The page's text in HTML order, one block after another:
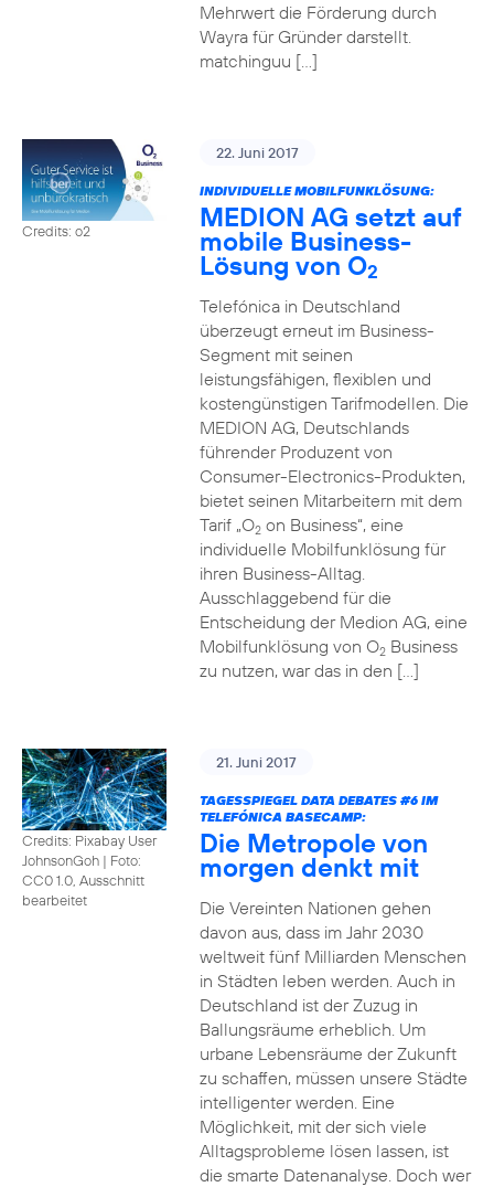
Mehrwert die Förderung durch
Wayra für Gründer darstellt.
matchinguu […]
Credits: o2
22. Juni 2017
INDIVIDUELLE MOBILFUNKLÖSUNG:
MEDION AG setzt auf
mobile Business-
Lösung von O2
Telefónica in Deutschland
überzeugt erneut im Business-
Segment mit seinen
leistungsfähigen, flexiblen und
kostengünstigen Tarifmodellen. Die
MEDION AG, Deutschlands
führender Produzent von
Consumer-Electronics-Produkten,
bietet seinen Mitarbeitern mit dem
Tarif „O2on Business“, eine
individuelle Mobilfunklösung für
ihren Business-Alltag.
Ausschlaggebend für die
Entscheidung der Medion AG, eine
Mobilfunklösung von O2Business
zu nutzen, war das in den […]
Credits: Pixabay User
JohnsonGoh | Foto:
CC0 1.0, Ausschnitt
bearbeitet
21. Juni 2017
TAGESSPIEGEL DATA DEBATES #6IM
TELEFÓNICA BASECAMP:
Die Metropole von
morgen denkt mit
Die Vereinten Nationen gehen
davon aus, dass im Jahr 2030
weltweit fünf Milliarden Menschen
in Städten leben werden. Auch in
Deutschland ist der Zuzug in
Ballungsräume erheblich. Um
urbane Lebensräume der Zukunft
zu schaffen, müssen unsere Städte
intelligenter werden. Eine
Möglichkeit, mit der sich viele
Alltagsprobleme lösen lassen, ist
die smarte Datenanalyse. Doch wer